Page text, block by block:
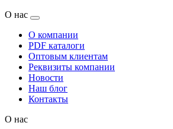
О нас
О компании
PDF каталоги
Оптовым клиентам
Реквизиты компании
Новости
Наш блог
Контакты
О нас